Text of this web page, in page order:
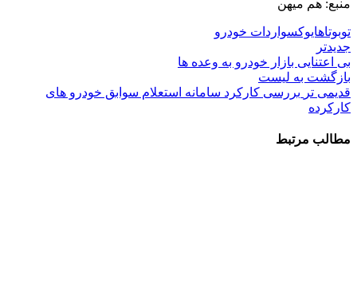
منبع: هم میهن
توبوتاهایوکسواردات خودرو
جدیدتر
بی اعتنایی بازار خودرو به وعده ها
بازگشت به لیست
قدیمی تر بررسی کارکرد سامانه استعلام سوابق خودرو های
کارکرده
مطالب مرتبط